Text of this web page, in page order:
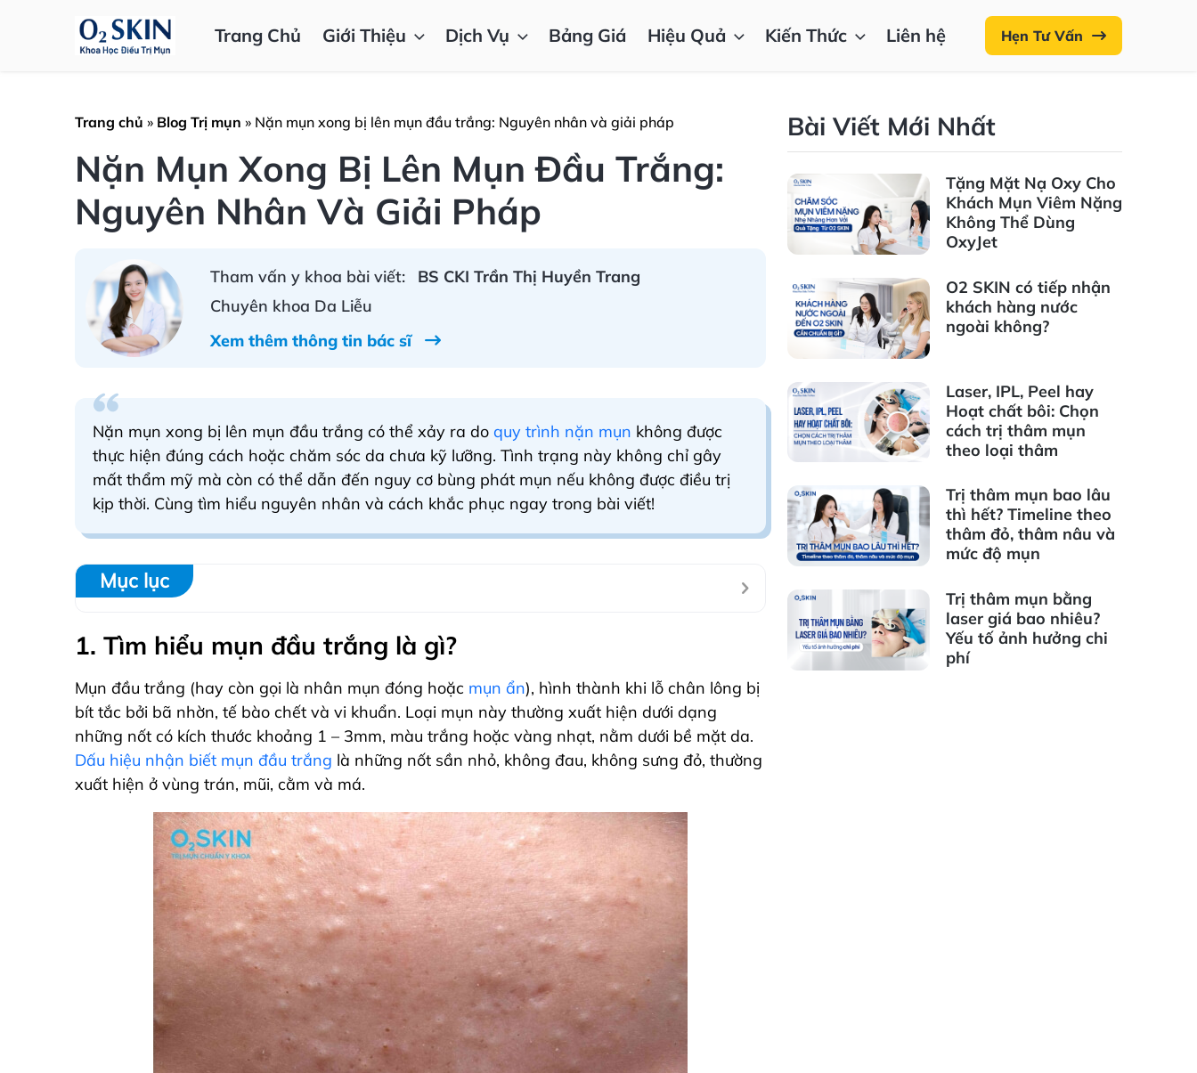
Trang Chủ Giới Thiệu Dịch Vụ Bảng Giá Hiệu Quả Kiến Thức Liên hệ Hẹn Tư Vấn
Trang chủ » Blog Trị mụn » Nặn mụn xong bị lên mụn đầu trắng: Nguyên nhân và giải pháp
Nặn Mụn Xong Bị Lên Mụn Đầu Trắng:
Nguyên Nhân Và Giải Pháp
Tham vấn y khoa bài viết:
BS CKI Trần Thị Huyền Trang
Chuyên khoa Da Liễu
Xem thêm thông tin bác sĩ
Nặn mụn xong bị lên mụn đầu trắng có thể xảy ra do quy trình nặn mụn không được
thực hiện đúng cách hoặc chăm sóc da chưa kỹ lưỡng. Tình trạng này không chỉ gây
mất thẩm mỹ mà còn có thể dẫn đến nguy cơ bùng phát mụn nếu không được điều trị
kịp thời. Cùng tìm hiểu nguyên nhân và cách khắc phục ngay trong bài viết!
Mục lục
1. Tìm hiểu mụn đầu trắng là gì?
Mụn đầu trắng (hay còn gọi là nhân mụn đóng hoặc mụn ẩn), hình thành khi lỗ chân lông bị
bít tắc bởi bã nhờn, tế bào chết và vi khuẩn. Loại mụn này thường xuất hiện dưới dạng
những nốt có kích thước khoảng 1 – 3mm, màu trắng hoặc vàng nhạt, nằm dưới bề mặt da.
Dấu hiệu nhận biết mụn đầu trắng là những nốt sần nhỏ, không đau, không sưng đỏ, thường
xuất hiện ở vùng trán, mũi, cằm và má.
Bài Viết Mới Nhất
Tặng Mặt Nạ Oxy Cho
Khách Mụn Viêm Nặng
Không Thể Dùng
OxyJet
O2 SKIN có tiếp nhận
khách hàng nước
ngoài không?
Laser, IPL, Peel hay
Hoạt chất bôi: Chọn
cách trị thâm mụn
theo loại thâm
Trị thâm mụn bao lâu
thì hết? Timeline theo
thâm đỏ, thâm nâu và
mức độ mụn
Trị thâm mụn bằng
laser giá bao nhiêu?
Yếu tố ảnh hưởng chi
phí